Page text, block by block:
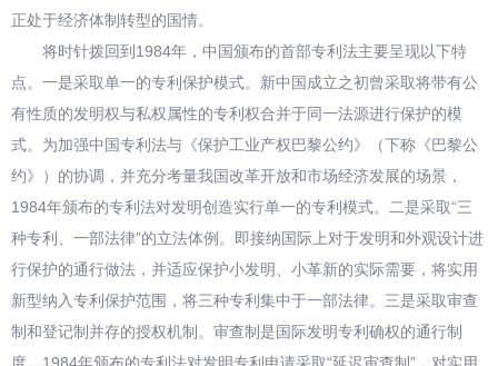
正处于经济体制转型的国情。
将时针拨回到1984年，中国颁布的首部专利法主要呈现以下特
点。一是采取单一的专利保护模式。新中国成立之初曾采取将带有公
有性质的发明权与私权属性的专利权合并于同一法源进行保护的模
式。为加强中国专利法与《保护工业产权巴黎公约》（下称《巴黎公
约》）的协调，并充分考量我国改革开放和市场经济发展的场景，
1984年颁布的专利法对发明创造实行单一的专利模式。二是采取“三
种专利、一部法律”的立法体例。即接纳国际上对于发明和外观设计进
行保护的通行做法，并适应保护小发明、小革新的实际需要，将实用
新型纳入专利保护范围，将三种专利集中于一部法律。三是采取审查
制和登记制并存的授权机制。审查制是国际发明专利确权的通行制